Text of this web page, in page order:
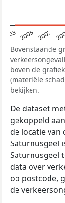
2003 2005 2007
Bovenstaande
boven de
(materiële
bekijken.
De dataset
gekoppeld
de locatie van
Saturnusgeel
Saturnusgeel
data over
op postcode,
de